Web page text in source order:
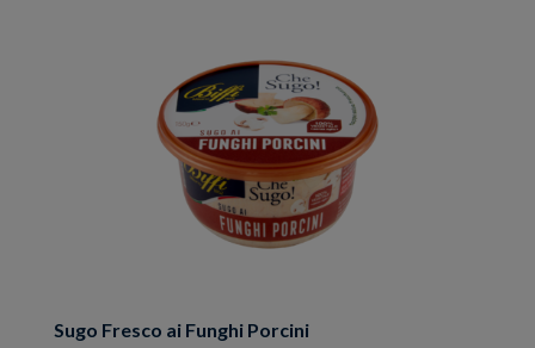
Sugo Fresco ai Funghi Porcini